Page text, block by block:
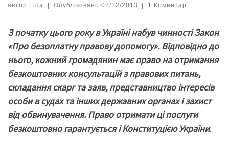
автор Lida | Опубліковано 02/12/2013 | 1 Коментар
З початку цього року в Українінабув чинності Закон
«Про безоплатну правову допомогу». Відповідно до
нього, кожний громадянин має право на отримання
безкоштовних консультацій з правових питань,
складання скарг та заяв, представництво інтересів
особи в судах та інших державних органах і захист
від обвинувачення. Право отримати ці послуги
безкоштовно гарантується і Конституцією України.